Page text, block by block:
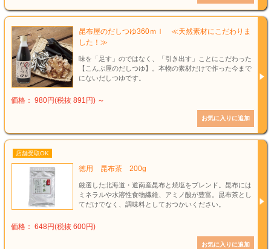
昆布屋のだしつゆ360ｍｌ ≪天然素材にこだわりま
した！≫
味を「足す」のではなく、「引き出す」ことにこだわった
【こんぶ屋のだしつゆ】。本物の素材だけで作った今まで
にないだしつゆです。
価格： 980円(税抜 891円) ～
店舗受取OK
徳用 昆布茶 200g
厳選した北海道・道南産昆布と焼塩をブレンド。昆布には
ミネラルや水溶性食物繊維、アミノ酸が豊富。昆布茶とし
てだけでなく、調味料としておつかいください。
価格： 648円(税抜 600円)